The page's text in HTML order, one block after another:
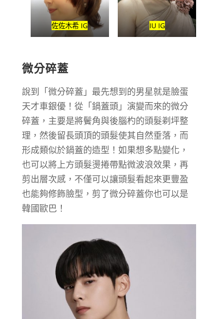
佐佐木希 IG IU IG
微分碎蓋
說到「微分碎蓋」最先想到的男星就是臉蛋
天才車銀優！從「鍋蓋頭」演變而來的微分
碎蓋，主要是將鬢角與後腦杓的頭髮剃坪整
理，然後留長頭頂的頭髮使其自然垂落，而
形成類似於鍋蓋的造型！如果想多點變化，
也可以將上方頭髮燙捲帶點微波浪效果，再
剪出層次感，不僅可以讓頭髮看起來更豐盈
也能夠修飾臉型，剪了微分碎蓋你也可以是
韓國歐巴！